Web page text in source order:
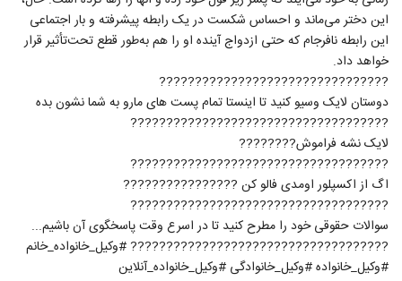
این دختر می‌ماند و احساس شکست در یک رابطه پیشرفته و بار اجتماعی
این رابطه نافرجام که حتی ازدواج آینده او را هم به‌طور قطع تحت‌تأثیر قرار
خواهد داد.
????????????????????????????????
دوستان لایک وسیو کنید تا اینستا تمام پست های مارو به شما نشون بده
????????????????????????????????????
لایک نشه فراموش????????
????????????????????????????????????
اگ از اکسپلور اومدی فالو کن ????????????????
????????????????????????????????????
سوالات حقوقی خود را مطرح کنید تا در اسرع وقت پاسخگوی آن باشیم...
???????????????????????????????????? #وکیل_خانواده_خانم
#وکیل_خانواده #وکیل_خانوادگی #وکیل_خانواده_آنلاین